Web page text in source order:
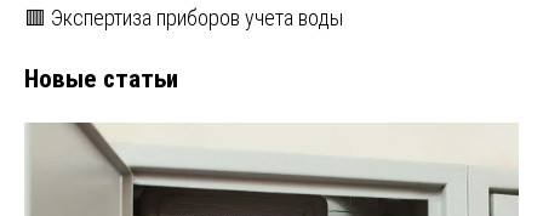
🟥 Экспертиза приборов учета воды
Новые статьи